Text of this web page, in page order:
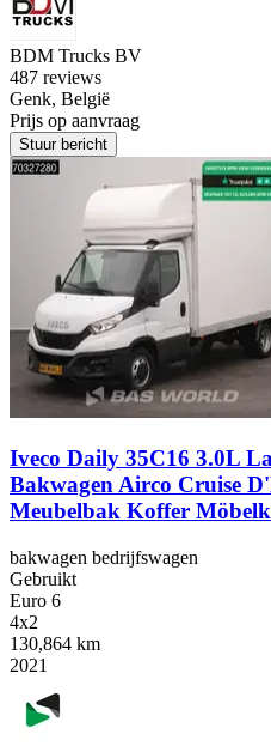
BDM Trucks BV
487 reviews
Genk, België
Prijs op aanvraag
Stuur bericht
Iveco Daily 35C16 3.0L
Bakwagen Airco Cruise
Meubelbak Koffer
bakwagen bedrijfswagen
Gebruikt
Euro 6
4x2
130,864 km
2021